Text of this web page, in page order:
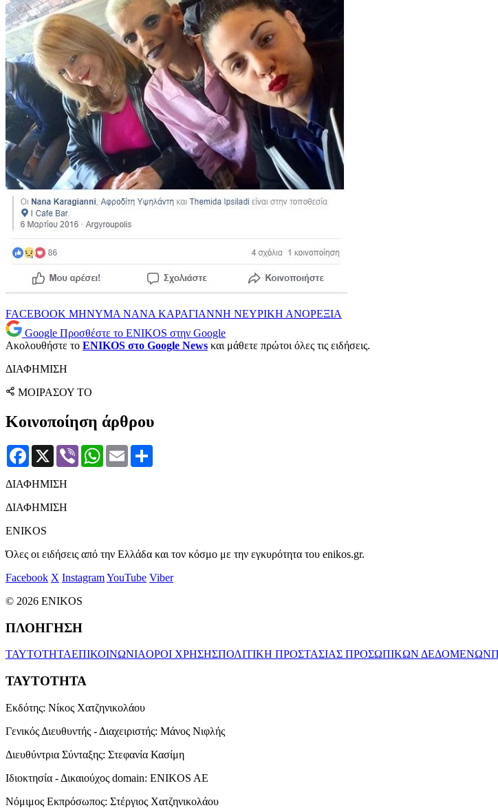
FACEBOOK ΜΗΝΥΜΑ ΝΑΝΑ ΚΑΡΑΓΙΑΝΝΗ ΝΕΥΡΙΚΗ ΑΝΟΡΕΞΙΑ
Google Προσθέστε το ENIKOS στην Google
Ακολουθήστε το ENIKOS στο Google News και μάθετε πρώτοι όλες τις ειδήσεις.
ΔΙΑΦΗΜΙΣΗ
ΜΟΙΡΑΣΟΥ ΤΟ
Κοινοποίηση άρθρου
Facebook
X Viber WhatsApp
Email
ΔΙΑΦΗΜΙΣΗ
ΔΙΑΦΗΜΙΣΗ
ENIKOS
Όλες οι ειδήσεις από την Ελλάδα και τον κόσμο με την εγκυρότητα του enikos.gr.
Facebook X InstagramYouTube Viber
© 2026 ENIKOS
ΠΛΟΗΓΗΣΗ
ΤΑΥΤΟΤΗΤΑΕΠΙΚΟΙΝΩΝΙΑΟΡΟΙ ΧΡΗΣΗΣΠΟΛΙΤΙΚΗ ΠΡΟΣΤΑΣΙΑΣ ΠΡΟΣΩΠΙΚΩΝ ΔΕΔΟΜΕΝΩΝ
ΤΑΥΤΟΤΗΤΑ
Εκδότης: Νίκος Χατζηνικολάου
Γενικός Διευθυντής - Διαχειριστής: Μάνος Νιφλής
Διευθύντρια Σύνταξης: Στεφανία Κασίμη
Ιδιοκτησία - Δικαιούχος domain: ENIKOS AE
Νόμιμος Εκπρόσωπος: Στέργιος Χατζηνικολάου